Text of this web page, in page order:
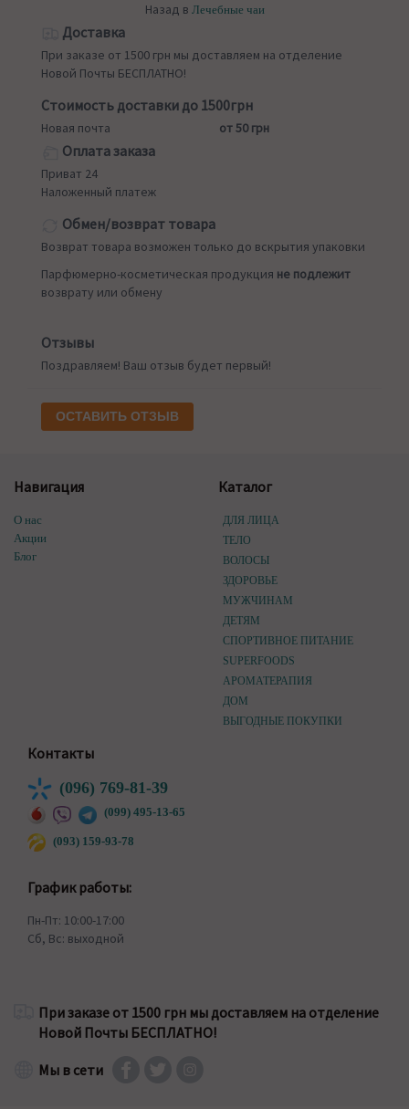
Назад в Лечебные чаи
Доставка
При заказе от 1500 грн мы доставляем на отделение
Новой Почты БЕСПЛАТНО!
Стоимость доставки до 1500грн
Новая почта от 50 грн
Оплата заказа
Приват 24
Наложенный платеж
Обмен/возврат товара
Возврат товара возможен только до вскрытия упаковки
Парфюмерно-косметическая продукция не подлежит
возврату или обмену
Отзывы
Поздравляем! Ваш отзыв будет первый!
ОСТАВИТЬ ОТЗЫВ
Навигация
О нас
Акции
Блог
Каталог
ДЛЯ ЛИЦА
ТЕЛО
ВОЛОСЫ
ЗДОРОВЬЕ
МУЖЧИНАМ
ДЕТЯМ
СПОРТИВНОЕ ПИТАНИЕ
SUPERFOODS
АРОМАТЕРАПИЯ
ДОМ
ВЫГОДНЫЕ ПОКУПКИ
Контакты
(096) 769-81-39
(099) 495-13-65
(093) 159-93-78
График работы:
Пн-Пт: 10:00-17:00
Сб, Вс: выходной
При заказе от 1500 грн мы доставляем на отделение
Новой Почты БЕСПЛАТНО!
Мы в сети